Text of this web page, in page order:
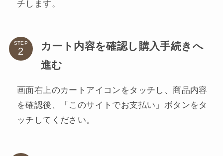
チします。
STEP
カート内容を確認し購入手続きへ
進む
画面右上のカートアイコンをタッチし、商品内容
を確認後、「このサイトでお支払い」ボタンをタ
ッチしてください。